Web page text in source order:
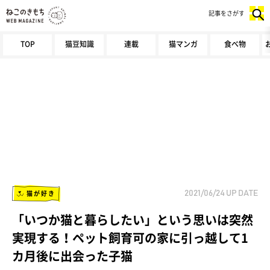
TOP 猫豆知識 連載 猫マンガ 食べ物
記事をさがす
猫が好き 2021/06/24 UP DATE
「いつか猫と暮らしたい」という思いは突然
実現する！ペット飼育可の家に引っ越して1
カ月後に出会った子猫